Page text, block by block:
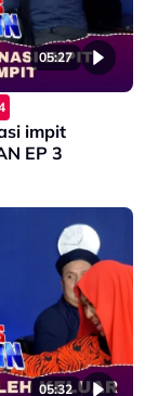
05:27
impit
EP 3
05:32